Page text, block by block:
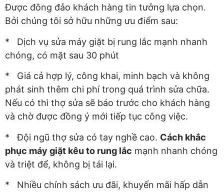
Được đông đảo khách hàng tin tưởng lựa chọn.
Bởi chúng tôi sở hữu những ưu điểm sau:
* Dịch vụ sửa máy giặt bị rung lắc mạnh nhanh
chóng, có mặt sau 30 phút
* Giá cả hợp lý, công khai, minh bạch và không
phát sinh thêm chi phí trong quá trình sửa chữa.
Nếu có thì thợ sửa sẽ báo trước cho khách hàng
và chờ được đồng ý mới tiếp tục công việc.
* Đội ngũ thợ sửa có tay nghề cao. Cách khắc
phục máy giặt kêu to rung lắc mạnh nhanh chóng
và triệt để, không bị tái lại.
* Nhiều chính sách ưu đãi, khuyến mãi hấp dẫn